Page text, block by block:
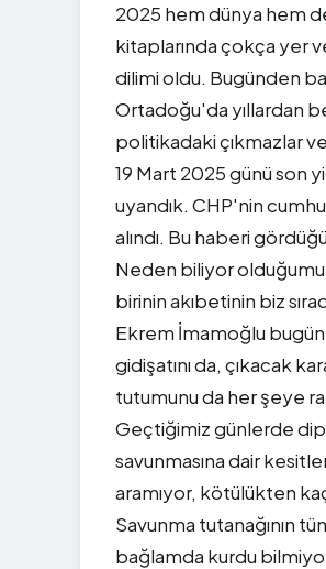
2025 hem dünya hem
kitaplarında çokça yer
dilimi oldu. Bugünden
Ortadoğu'da yıllardan
politikadaki çıkmazlar
19 Mart 2025 günü son
uyandık. CHP'nin
alındı. Bu haberi
Neden biliyor
birinin akıbetinin biz
Ekrem İmamoğlu
gidişatını da, çıkacak
tutumunu da her şeye
Geçtiğimiz günlerde
savunmasına dair
aramıyor, kötülükten
Savunma tutanağının
bağlamda kurdu